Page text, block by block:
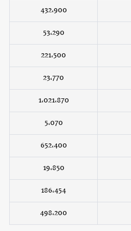
432,900
53,290
221,500
23,770
1,021,870
5,070
652,400
19,850
186,454
498,200